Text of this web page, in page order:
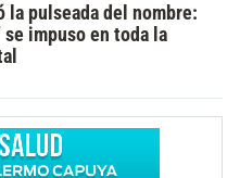
la pulseada del nombre:
se impuso en toda la